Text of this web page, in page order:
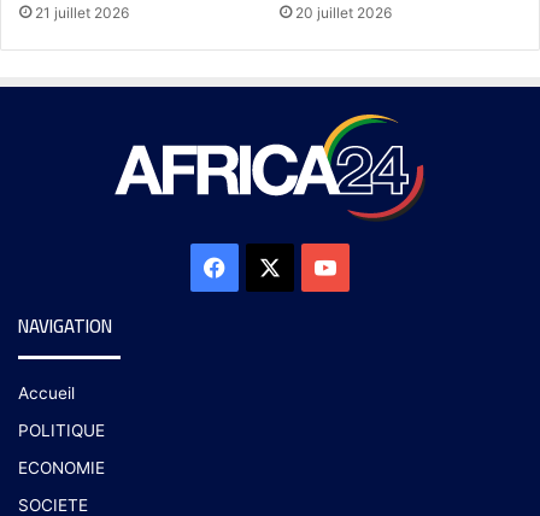
21 juillet 2026 20 juillet 2026
NAVIGATION
Accueil
POLITIQUE
ECONOMIE
SOCIETE